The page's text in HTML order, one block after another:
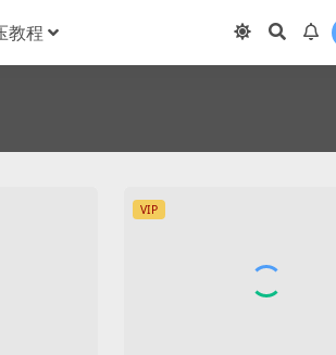
教程
VIP